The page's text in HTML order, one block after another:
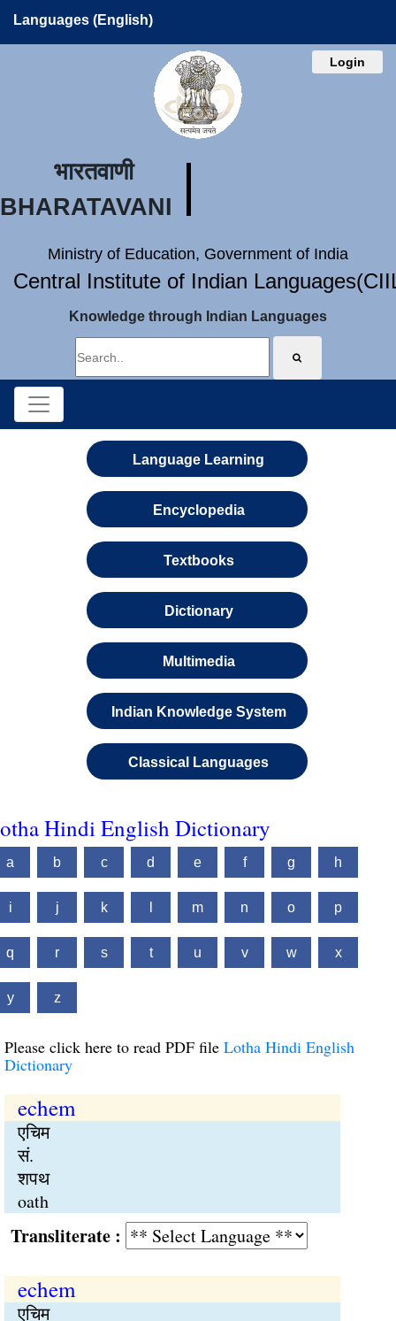
Languages (English)
Login
भारतवाणी
BHARATAVANI
Ministry of Education, Government of India
Central Institute of Indian
Knowledge through Indian Languages
Language Learning
Encyclopedia
Textbooks
Dictionary
Multimedia
Indian Knowledge System
Classical Languages
Hindi English Dictionary
a b c d e f g h
i j k m n o p
q r s t u v w x
y z
Please click here to read PDF file Lotha Hindi English
Dictionary
echem
एचिम
सं.
शपथ
oath
:
echem
एचिम